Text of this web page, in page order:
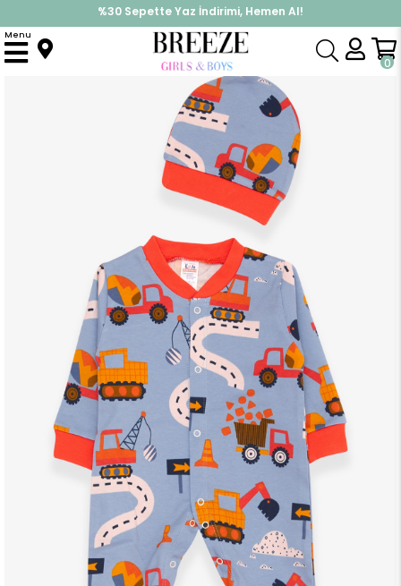
%30 Sepette Yaz İndirimi, Hemen Al!
İndirimlere ek %10 İndirimi Kap, Hemen Üye Ol!
0
Menu
Anasayfa Tulum